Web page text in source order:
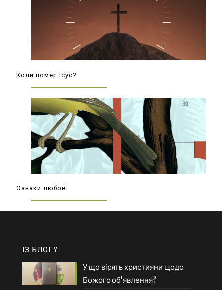
Коли помер Ісус?
Ознаки любові
ІЗ БЛОГУ
У що вірять християни щодо
Божого об’явлення?